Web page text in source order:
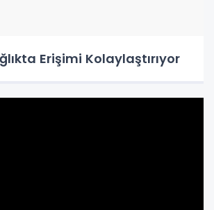
Erişimi Kolaylaştırıyor